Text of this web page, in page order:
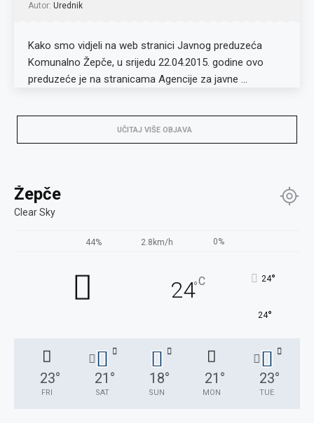
Autor: Urednik
Kako smo vidjeli na web stranici Javnog preduzeća
Komunalno Žepče, u srijedu 22.04.2015. godine ovo
preduzeće je na stranicama Agencije za javne …
UČITAJ VIŠE OBJAVA
Žepče
Clear Sky
44% 2.8km/h 0%
24°C 24°
24°
23°
FRI
21 °
SAT
18°
SUN
21 °
MON
23°
TUE